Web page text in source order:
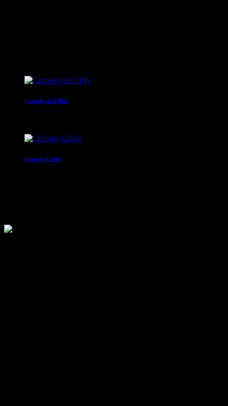
Comedy und Hits
Comedy Globe